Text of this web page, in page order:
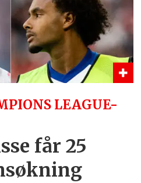
LEAGUE-
får 25